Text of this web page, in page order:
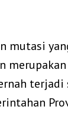
mutasi
terjadi